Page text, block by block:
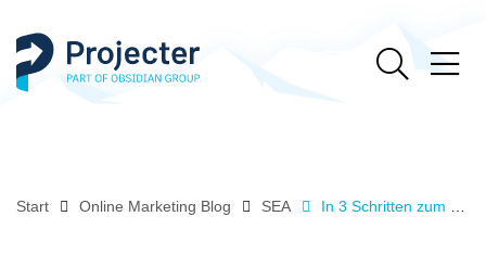
Start Online Marketing Blog SEA In 3 Schritten zum Kampagnenplan für Google Ads